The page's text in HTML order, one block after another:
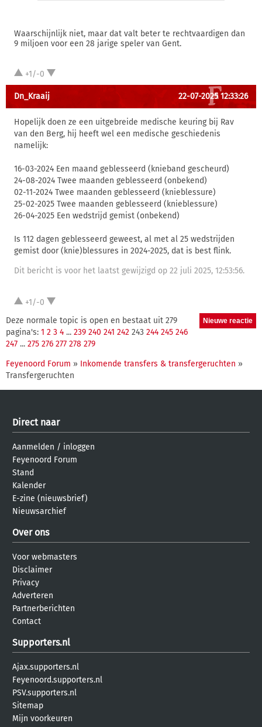
Waarschijnlijk niet, maar dat valt beter te rechtvaardigen dan
9 miljoen voor een 28 jarige speler van Gent.
+1/-0
Dn_Kraaij 22-07-2025 12:33:26
Hopelijk doen ze een uitgebreide medische keuring bij Rav
van den Berg, hij heeft wel een medische geschiedenis
namelijk:
16-03-2024 Een maand geblesseerd (knieband gescheurd)
24-08-2024 Twee maanden geblesseerd (onbekend)
02-11-2024 Twee maanden geblesseerd (knieblessure)
25-02-2025 Twee maanden geblesseerd (knieblessure)
26-04-2025 Een wedstrijd gemist (onbekend)
Is 112 dagen geblesseerd geweest, al met al 25 wedstrijden
gemist door (knie)blessures in 2024-2025, dat is best flink.
Dit bericht is voor het laatst gewijzigd op 22 juli 2025, 12:53:56.
+1/-0
Deze normale topic is open en bestaat uit 279
pagina's: 1 2 3 4 ... 239 240 241 242 243 244 245 246
247 ... 275 276 277 278 279
Feyenoord Forum » Inkomende transfers & transfergeruchten »
Transfergeruchten
Direct naar
Aanmelden / inloggen
Feyenoord Forum
Stand
Kalender
E-zine (nieuwsbrief)
Nieuwsarchief
Over ons
Voor webmasters
Disclaimer
Privacy
Adverteren
Partnerberichten
Contact
Supporters.nl
Ajax.supporters.nl
Feyenoord.supporters.nl
PSV.supporters.nl
Sitemap
Mijn voorkeuren